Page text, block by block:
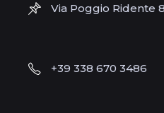
Via Poggio Ridente
+39 338 670 3486